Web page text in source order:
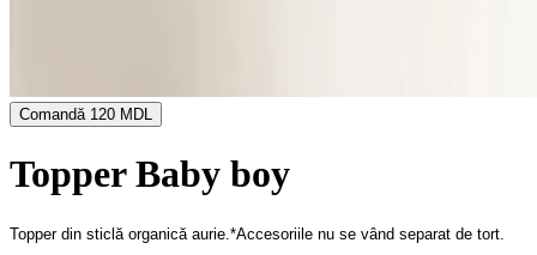
Comandă 120 MDL
Topper Baby boy
Topper din sticlă organică aurie.*Accesoriile nu se vând separat de tort.